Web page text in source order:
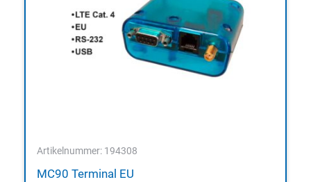
Artikelnummer: 194308
MC90 Terminal EU